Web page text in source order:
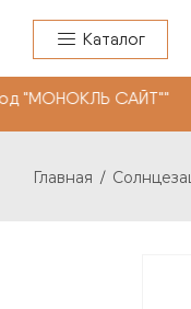
Каталог
Главная /